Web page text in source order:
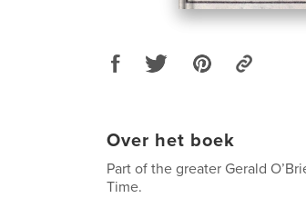
Over het boek
Part of the greater Gerald
Time.